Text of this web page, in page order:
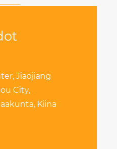
Jiaojiang
City,
Kiina